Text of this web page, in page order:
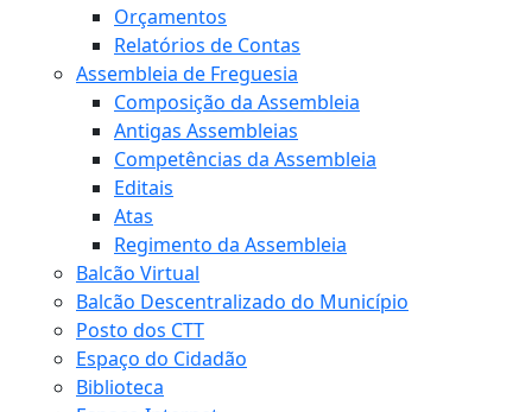
Orçamentos
Relatórios de Contas
Assembleia de Freguesia
Composição da Assembleia
Antigas Assembleias
Competências da Assembleia
Editais
Atas
Regimento da Assembleia
Balcão Virtual
Balcão Descentralizado do Município
Posto dos CTT
Espaço do Cidadão
Biblioteca